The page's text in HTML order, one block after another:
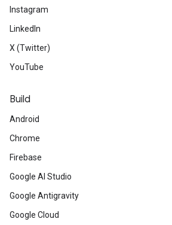
Instagram
LinkedIn
X (Twitter)
YouTube
Build
Android
Chrome
Firebase
Google AI Studio
Google Antigravity
Google Cloud